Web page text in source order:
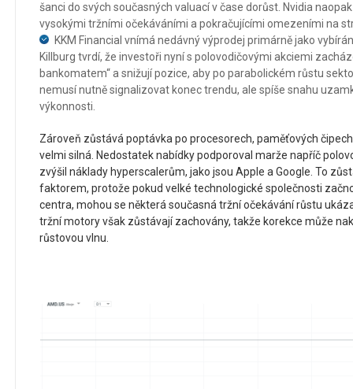
šanci do svých současných valuací v čase dorůst. Nvidia
vysokými tržními očekáváními a pokračujícími omezeními na
KKM Financial vnímá nedávný výprodej primárně jako
Killburg tvrdí, že investoři nyní s polovodičovými akciemi
bankomatem“ a snižují pozice, aby po parabolickém růstu
nemusí nutně signalizovat konec trendu, ale spíše snahu
výkonnosti.
Zároveň zůstává poptávka po procesorech, paměťových
velmi silná. Nedostatek nabídky podporoval marže napříč
zvýšil náklady hyperscalerům, jako jsou Apple a Google. To
faktorem, protože pokud velké technologické společnosti
centra, mohou se některá současná tržní očekávání růstu
tržní motory však zůstávají zachovány, takže korekce může
růstovou vlnu.